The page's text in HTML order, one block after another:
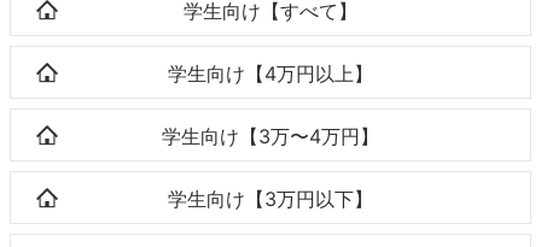
学生向け【すべて】
学生向け【4万円以上】
学生向け【3万〜4万円】
学生向け【3万円以下】